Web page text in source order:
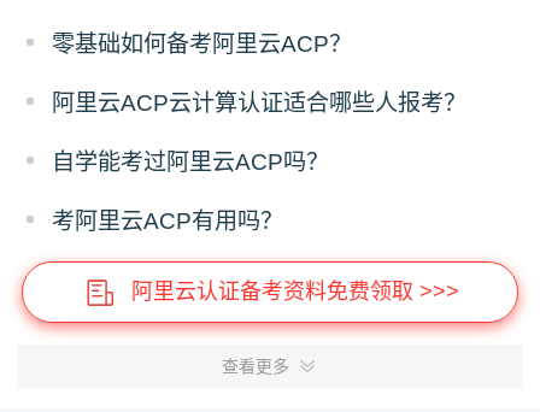
零基础如何备考阿里云ACP？
阿里云ACP云计算认证适合哪些人报考？
自学能考过阿里云ACP吗？
考阿里云ACP有用吗？
阿里云认证备考资料免费领取 >>>
查看更多